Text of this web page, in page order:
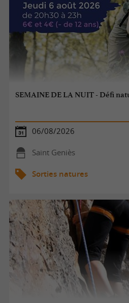
SEMAINE DE LA NUIT - Défi
06/08/2026
Saint Geniès
Sorties natures